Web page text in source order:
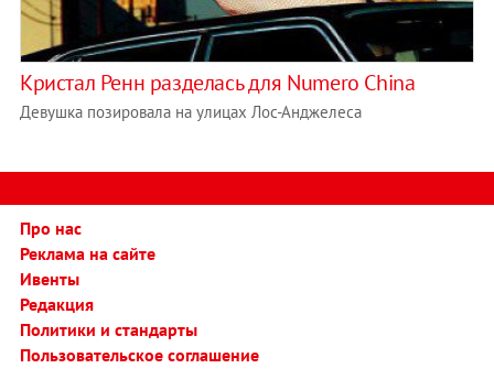
Кристал Ренн разделась для Numero China
Девушка позировала на улицах Лос-Анджелеса
Про нас
Реклама на сайте
Ивенты
Редакция
Политики и стандарты
Пользовательское соглашение